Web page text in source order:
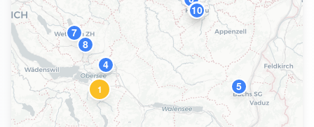
1
2
4
5
7
8
9
10